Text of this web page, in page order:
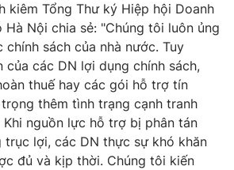
kiêm Tổng Thư ký Hiệp hội Doanh
Hà Nội chia sẻ: "Chúng tôi luôn ủng
chính sách của nhà nước. Tuy
của các DN lợi dụng chính sách,
thuế hay các gói hỗ trợ tín
thêm tình trạng cạnh tranh
nguồn lực hỗ trợ bị phân tán
lợi, các DN thực sự khó khăn
đủ và kịp thời. Chúng tôi kiến